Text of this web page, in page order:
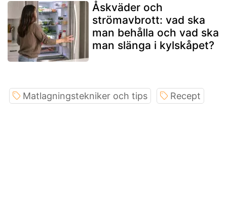
Åskväder och
strömavbrott: vad ska
man behålla och vad ska
man slänga i kylskåpet?
Matlagningstekniker och tips Recept